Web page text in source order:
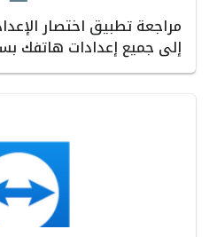
مراجعة تطبيق اختصار
إلى جميع إعدادات هاتفك